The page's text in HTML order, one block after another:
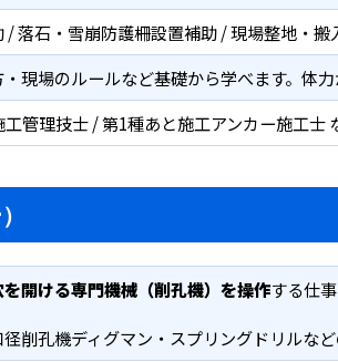
/ 落石・雪崩防護柵設置補助 / 現場整地・搬
現場のルールなど基礎から学べます。体力
管理技士 / 第1種あと施工アンカー施工士
を開ける専門機械（削孔機）を操作する仕
削孔機ディグマン・スプリングドリルな